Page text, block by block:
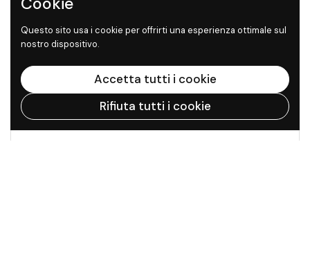
Questo sito usa i cookie per offrirti una esperienza ottimale sul
nostro dispositivo.
Accetta tutti i cookie
Rifiuta tutti i cookie